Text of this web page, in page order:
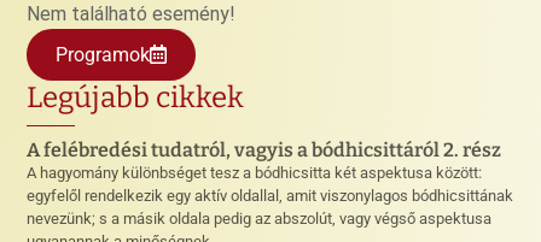
Legújabb cikkek
A felébredési tudatról, vagyis a bódhicsittáról 2. rész
A hagyomány különbséget tesz a bódhicsitta két aspektusa között:
egyfelől rendelkezik egy aktív oldallal, amit viszonylagos bódhicsittának
nevezünk; s a másik oldala pedig az abszolút, vagy végső aspektusa
Nem található esemény!
Programok